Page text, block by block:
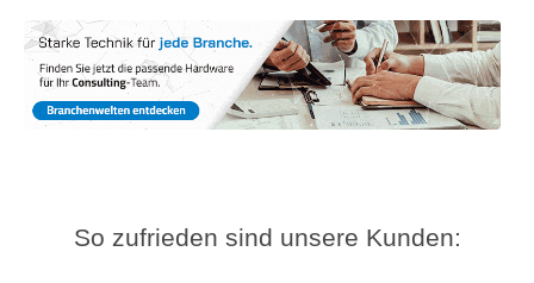
So zufrieden sind unsere Kunden: